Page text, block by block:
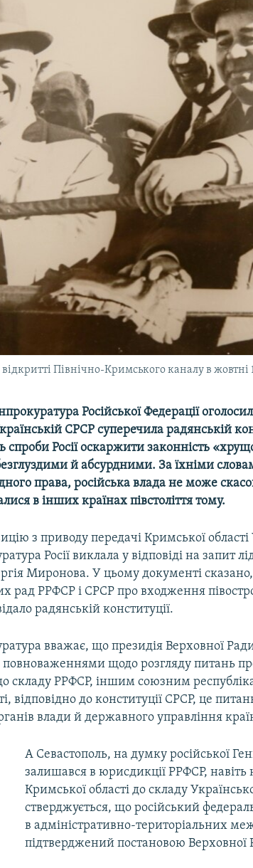
Північно-Кримського каналу в жовтні
Російської Федерації
СРСР суперечила радянській
Росії оскаржити законність
й абсурдними. За їхніми
права, російська влада не може
в інших країнах півстоліття тому.
з приводу передачі Кримської
Росії виклала у відповіді на запит
Миронова. У цьому документі
рад РРФСР і СРСР про входження
радянській конституції.
вважає, що президія Верховної
повноваженнями щодо розгляду питань
складу РРФСР, іншим союзним
відповідно до конституції СРСР, це
влади й державного управління
А Севастополь, на думку російської
залишався в юрисдикції РРФСР,
Кримської області до складу
стверджується, що російський
в адміністративно-територіальних
підтверджений постановою Верховної